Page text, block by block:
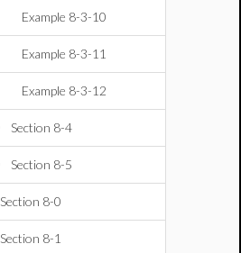
Example 8-3-10
Example 8-3-11
Example 8-3-12
Section 8-4
Section 8-5
Section 8-0
Section 8-1